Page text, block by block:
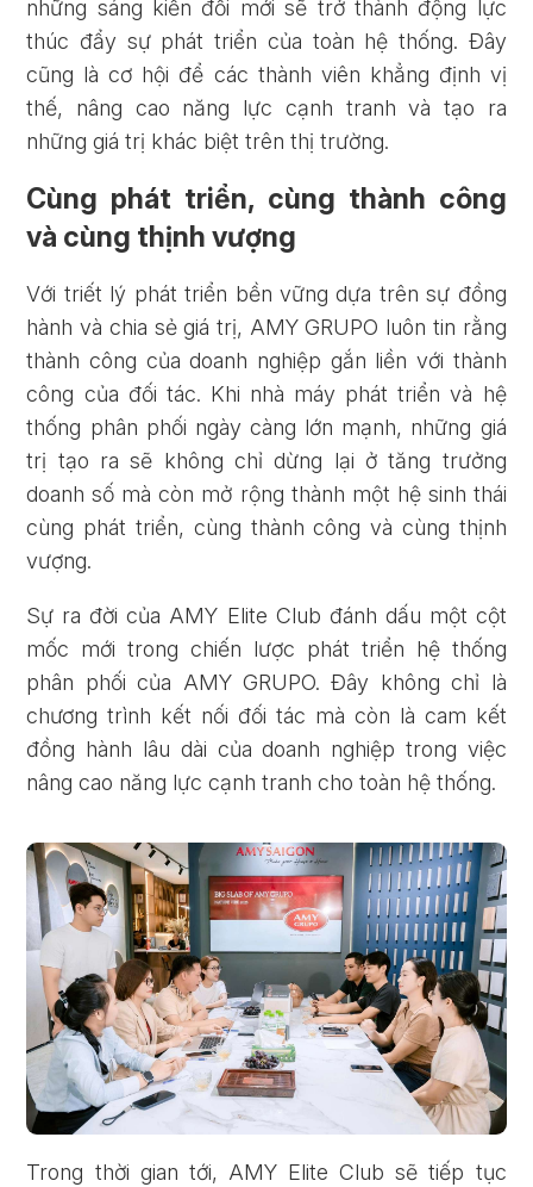
những sáng kiến đổi mới sẽ trở thành động lực
thúc đẩy sự phát triển của toàn hệ thống. Đây
cũng là cơ hội để các thành viên khẳng định vị
thế, nâng cao năng lực cạnh tranh và tạo ra
những giá trị khác biệt trên thị trường.
Cùng phát triển, cùng thành công
và cùng thịnh vượng
Với triết lý phát triển bền vững dựa trên sự đồng
hành và chia sẻ giá trị, AMY GRUPO luôn tin rằng
thành công của doanh nghiệp gắn liền với thành
công của đối tác. Khi nhà máy phát triển và hệ
thống phân phối ngày càng lớn mạnh, những giá
trị tạo ra sẽ không chỉ dừng lại ở tăng trưởng
doanh số mà còn mở rộng thành một hệ sinh thái
cùng phát triển, cùng thành công và cùng thịnh
vượng.
Sự ra đời của AMY Elite Club đánh dấu một cột
mốc mới trong chiến lược phát triển hệ thống
phân phối của AMY GRUPO. Đây không chỉ là
chương trình kết nối đối tác mà còn là cam kết
đồng hành lâu dài của doanh nghiệp trong việc
nâng cao năng lực cạnh tranh cho toàn hệ thống.
Trong thời gian tới, AMY Elite Club sẽ tiếp tục